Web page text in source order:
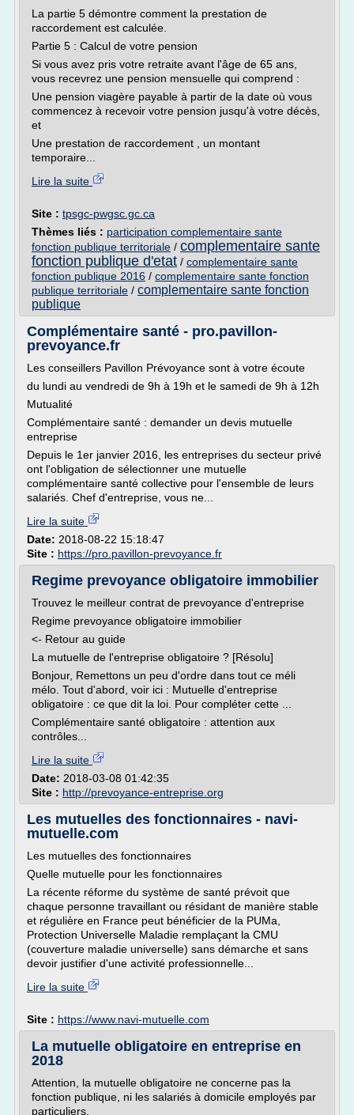
La partie 5 démontre comment la prestation de
raccordement est calculée.
Partie 5 : Calcul de votre pension
Si vous avez pris votre retraite avant l'âge de 65 ans,
vous recevrez une pension mensuelle qui comprend :
Une pension viagère payable à partir de la date où vous
commencez à recevoir votre pension jusqu'à votre décès,
et
Une prestation de raccordement , un montant
temporaire...
Lire la suite
Site : tpsgc-pwgsc.gc.ca
Thèmes liés : participation complementaire sante
fonction publique territoriale / complementaire sante
fonction publique d'etat / complementaire sante
fonction publique 2016 / complementaire sante fonction
publique territoriale / complementaire sante fonction
publique
Complémentaire santé - pro.pavillon-
prevoyance.fr
Les conseillers Pavillon Prévoyance sont à votre écoute
du lundi au vendredi de 9h à 19h et le samedi de 9h à 12h
Mutualité
Complémentaire santé : demander un devis mutuelle
entreprise
Depuis le 1er janvier 2016, les entreprises du secteur privé
ont l'obligation de sélectionner une mutuelle
complémentaire santé collective pour l'ensemble de leurs
salariés. Chef d'entreprise, vous ne...
Lire la suite
Date: 2018-08-22 15:18:47
Site : https://pro.pavillon-prevoyance.fr
Regime prevoyance obligatoire immobilier
Trouvez le meilleur contrat de prevoyance d'entreprise
Regime prevoyance obligatoire immobilier
<- Retour au guide
La mutuelle de l'entreprise obligatoire ? [Résolu]
Bonjour, Remettons un peu d'ordre dans tout ce méli
mélo. Tout d'abord, voir ici : Mutuelle d'entreprise
obligatoire : ce que dit la loi. Pour compléter cette ...
Complémentaire santé obligatoire : attention aux
contrôles...
Lire la suite
Date: 2018-03-08 01:42:35
Site : http://prevoyance-entreprise.org
Les mutuelles des fonctionnaires - navi-
mutuelle.com
Les mutuelles des fonctionnaires
Quelle mutuelle pour les fonctionnaires
La récente réforme du système de santé prévoit que
chaque personne travaillant ou résidant de manière stable
et régulière en France peut bénéficier de la PUMa,
Protection Universelle Maladie remplaçant la CMU
(couverture maladie universelle) sans démarche et sans
devoir justifier d'une activité professionnelle...
Lire la suite
Site : https://www.navi-mutuelle.com
La mutuelle obligatoire en entreprise en
2018
Attention, la mutuelle obligatoire ne concerne pas la
fonction publique, ni les salariés à domicile employés par
particuliers.